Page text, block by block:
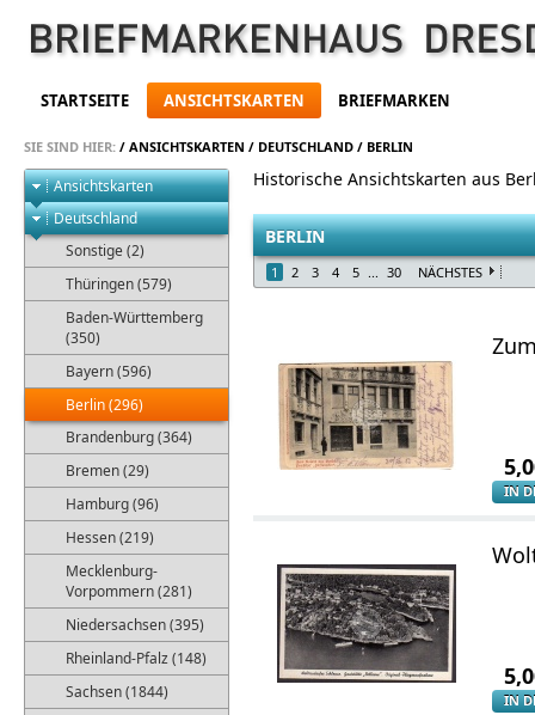
STARTSEITE ANSICHTSKARTEN BRIEFMARKEN
SIE SIND HIER: / ANSICHTSKARTEN / DEUTSCHLAND / BERLIN
Ansichtskarten
Deutschland
Sonstige (2)
Thüringen (579)
Baden-Württemberg
(350)
Bayern (596)
Berlin (296)
Brandenburg (364)
Bremen (29)
Hamburg (96)
Hessen (219)
Mecklenburg-
Vorpommern (281)
Niedersachsen (395)
Rheinland-Pfalz (148)
Sachsen (1844)
Historische Ansichtskarten aus
BERLIN
1 2 3 4 5 ... 30 NÄCHSTES
IN
IN